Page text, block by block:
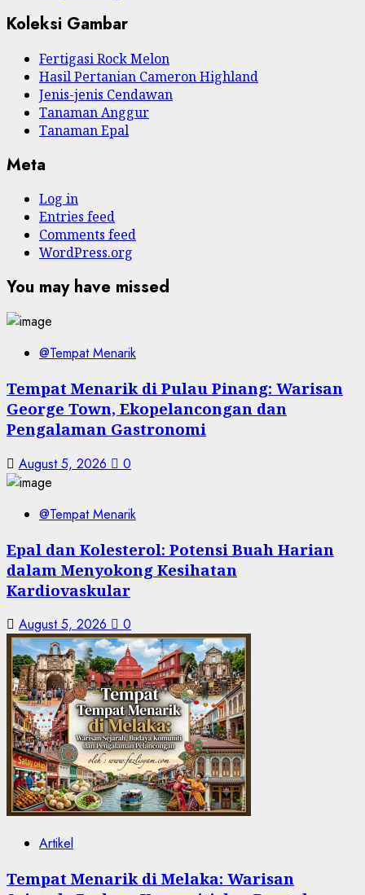
Koleksi Gambar
Fertigasi Rock Melon
Hasil Pertanian Cameron Highland
Jenis-jenis Cendawan
Tanaman Anggur
Tanaman Epal
Meta
Log in
Entries feed
Comments feed
WordPress.org
You may have missed
@Tempat Menarik
Tempat Menarik di Pulau Pinang: Warisan
George Town, Ekopelancongan dan
Pengalaman Gastronomi
August 5, 2026 0
@Tempat Menarik
Epal dan Kolesterol: Potensi Buah Harian
dalam Menyokong Kesihatan
Kardiovaskular
August 5, 2026 0
Artikel
Tempat Menarik di Melaka: Warisan